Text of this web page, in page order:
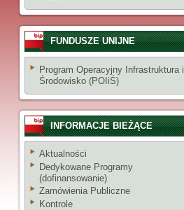
FUNDUSZE UNIJNE
Program Operacyjny Infrastruktura i
Środowisko (POIiŚ)
INFORMACJE BIEŻĄCE
Aktualności
Dedykowane Programy
(dofinansowanie)
Zamówienia Publiczne
Kontrole